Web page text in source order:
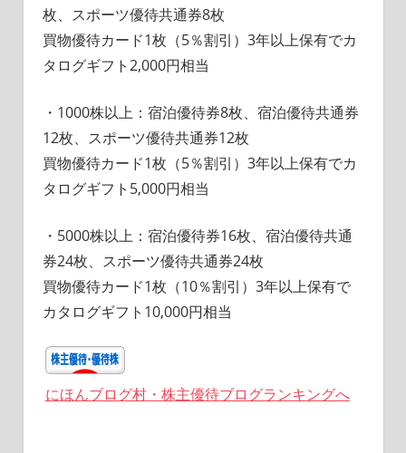
枚、スポーツ優待共通券8枚
買物優待カード1枚（5％割引）3年以上保有でカ
タログギフト2,000円相当
・1000株以上：宿泊優待券8枚、宿泊優待共通券
12枚、スポーツ優待共通券12枚
買物優待カード1枚（5％割引）3年以上保有でカ
タログギフト5,000円相当
・5000株以上：宿泊優待券16枚、宿泊優待共通
券24枚、スポーツ優待共通券24枚
買物優待カード1枚（10％割引）3年以上保有で
カタログギフト10,000円相当
にほんブログ村・株主優待ブログランキングへ